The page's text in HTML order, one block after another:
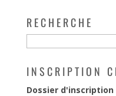
RECHERCHE
INSCRIPTION
Dossier d'inscription